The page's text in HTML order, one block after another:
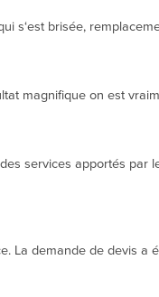
s‘est brisée,
magnifique on est
services apportés par
La demande de devis